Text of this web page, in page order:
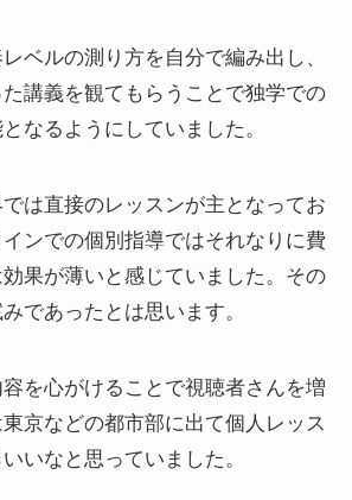
ベルの測り方を自分で編み出し、
講義を観てもらうことで独学での
なるようにしていました。
は直接のレッスンが主となってお
ンでの個別指導ではそれなりに費
果が薄いと感じていました。その
であったとは思います。
を心がけることで視聴者さんを増
京などの都市部に出て個人レッス
いなと思っていました。